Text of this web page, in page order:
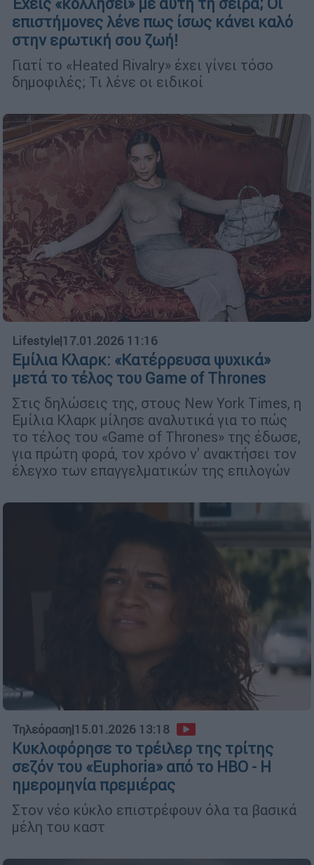
επιστήμονες λένε πως ίσως κάνει καλό
στην ερωτική σου ζωή!
Γιατί το «Heated Rivalry» έχει γίνει τόσο
δημοφιλές; Τι λένε οι ειδικοί
Lifestyle|17.01.2026 11:16
Εμίλια Κλαρκ: «Κατέρρευσα ψυχικά»
μετά το τέλος του Game of Thrones
Στις δηλώσεις της, στους New York Times, η
Εμίλια Κλαρκ μίλησε αναλυτικά για το πώς
το τέλος του «Game of Thrones» της έδωσε,
για πρώτη φορά, τον χρόνο ν' ανακτήσει τον
έλεγχο των επαγγελματικών της επιλογών
Τηλεόραση|15.01.2026 13:18
Κυκλοφόρησε το τρέιλερ της τρίτης
σεζόν του «Euphoria» από το HBO - Η
ημερομηνία πρεμιέρας
Στον νέο κύκλο επιστρέφουν όλα τα βασικά
μέλη του καστ